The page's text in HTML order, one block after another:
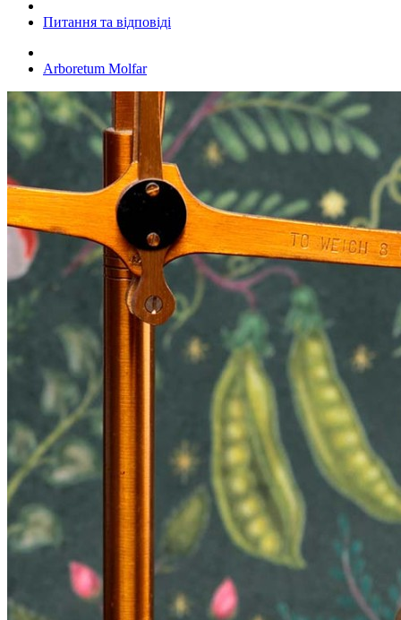
Питання та відповіді
Arboretum Molfar